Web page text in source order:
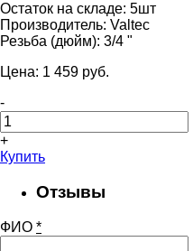
Остаток на складе: 5шт
Производитель: Valtec
Резьба (дюйм): 3/4 "
Цена: 1 459 pуб.
-
+
Купить
Отзывы
ФИО *